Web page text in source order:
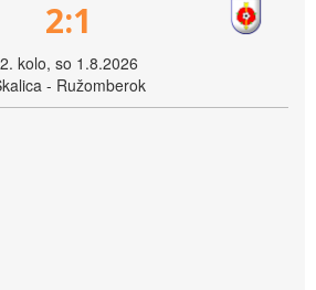
2:1
2. kolo, so 1.8.2026
- Ružomberok